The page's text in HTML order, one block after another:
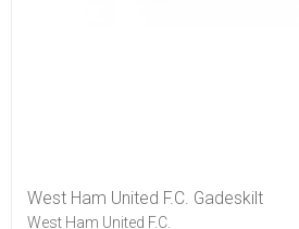
West Ham United F.C. Gadeskilt
West Ham United F.C.